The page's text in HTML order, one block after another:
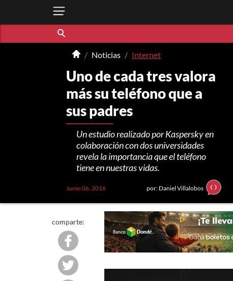
Noticias Internet
Uno de cada tres valora
más su teléfono que a
sus padres
Un estudio realizado por Kaspersky en
colaboración con dos universidades
revela la importancia que el teléfono
tiene en nuestras vidas.
Junio 06, 2016 por: Daniel Villalobos
comparte: